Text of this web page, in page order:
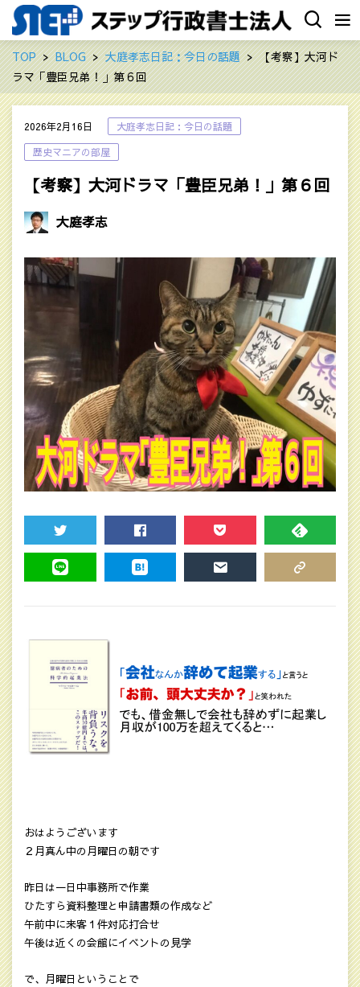
TOP BLOG 大庭孝志日記：今日の話題
【考察】大河ド
ラマ「豊臣兄弟！」第６回‎
2026年2月16日
大庭孝志日記：今日の話題
歴史マニアの部屋
【考察】大河ドラマ「豊臣兄弟！」第６回‎
大庭孝志
TWEET SHARE POCKET FEEDLY
おはようございます
２月真ん中の月曜日の朝です
昨日は一日中事務所で作業
ひたすら資料整理と申請書類の作成など
午前中に来客１件対応打合せ
午後は近くの会館にイベントの見学
で、月曜日ということで